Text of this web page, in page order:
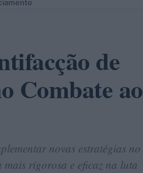
de
Combate ao
novas estratégias no
rigorosa e eficaz na luta